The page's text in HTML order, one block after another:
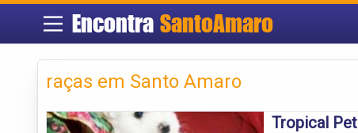
Encontra SantoAmaro
raças em Santo Amaro
Tropical Pet